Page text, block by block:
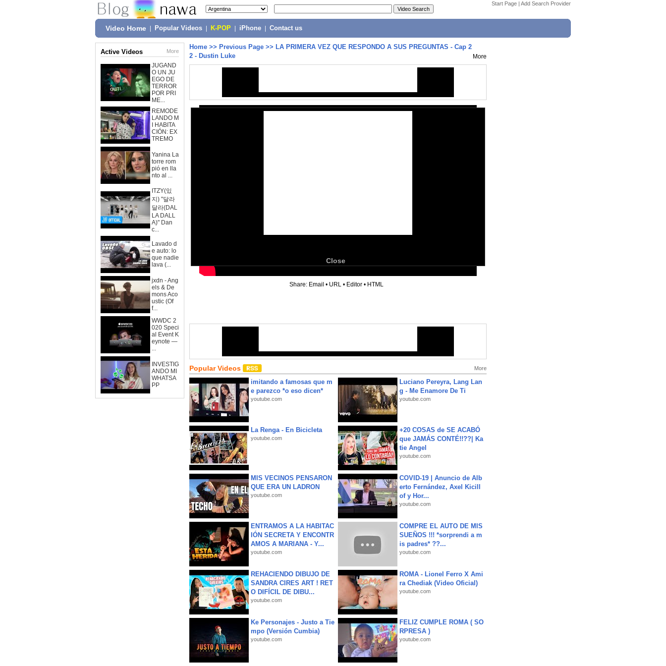
Start Page | Add Search Provider
Video Home Popular Videos K-POP iPhone Contact us
Active Videos More
JUGAND
O UN JU
EGO DE
TERROR
POR PRI
ME...
REMODE
LANDO M
I HABITA
CIÓN: EX
TREMO
Yanina La
torre rom
pió en lla
nto al ...
ITZY(있
지) "달라
달라(DAL
LA DALL
A)" Dan
c...
Lavado d
e auto: lo
que nadie
lava (...
jxdn - Ang
els & De
mons Aco
ustic (Of
f...
WWDC 2
020 Speci
al Event K
eynote —
...
INVESTIG
ANDO MI
WHATSA
PP
Home >> Previous Page >> LA PRIMERA VEZ QUE RESPONDO A SUS PREGUNTAS - Cap 2
2 - Dustin Luke
More
Close
Share: Email • URL • Editor • HTML
Popular Videos More
imitando a famosas que m
e parezco *o eso dicen*
youtube.com
Luciano Pereyra, Lang Lan
g - Me Enamore De Ti
youtube.com
La Renga - En Bicicleta
youtube.com
+20 COSAS de SE ACABÓ
que JAMÁS CONTÉ!!??| Ka
tie Angel
youtube.com
MIS VECINOS PENSARON
QUE ERA UN LADRON
youtube.com
COVID-19 | Anuncio de Alb
erto Fernández, Axel Kicill
of y Hor...
youtube.com
ENTRAMOS A LA HABITAC
IÓN SECRETA Y ENCONTR
AMOS A MARIANA - Y...
youtube.com
COMPRE EL AUTO DE MIS
SUEÑOS !!! *sorprendi a m
is padres* ??...
youtube.com
REHACIENDO DIBUJO DE
SANDRA CIRES ART ! RET
O DIFÍCIL DE DIBU...
youtube.com
ROMA - Lionel Ferro X Ami
ra Chediak (Video Oficial)
youtube.com
Ke Personajes - Justo a Tie
mpo (Versión Cumbia)
youtube.com
FELIZ CUMPLE ROMA ( SO
RPRESA )
youtube.com